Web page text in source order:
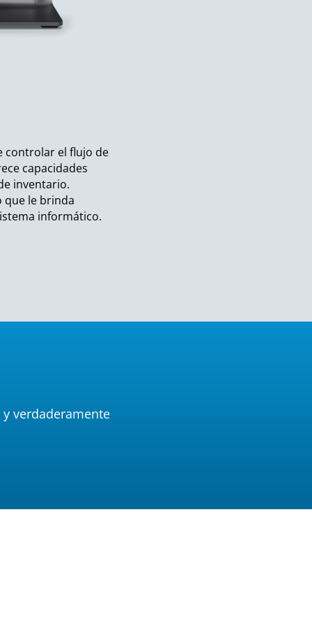
controlar el flujo de
capacidades
inventario.
que le brinda
informático.
verdaderamente